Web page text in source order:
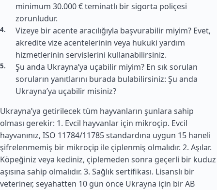
minimum 30.000 € teminatlı bir sigorta poliçesi
zorunludur.
Vizeye bir acente aracılığıyla başvurabilir miyim? Evet,
akredite vize acentelerinin veya hukuki yardım
hizmetlerinin servislerini kullanabilirsiniz.
Şu anda Ukrayna’ya uçabilir miyim? En sık sorulan
soruların yanıtlarını burada bulabilirsiniz: Şu anda
Ukrayna’ya uçabilir misiniz?
Ukrayna’ya getirilecek tüm hayvanların şunlara sahip
olması gerekir: 1. Evcil hayvanlar için mikroçip. Evcil
hayvanınız, ISO 11784/11785 standardına uygun 15 haneli
şifrelenmemiş bir mikroçip ile çiplenmiş olmalıdır. 2. Aşılar.
Köpeğiniz veya kediniz, çiplemeden sonra geçerli bir kuduz
aşısına sahip olmalıdır. 3. Sağlık sertifikası. Lisanslı bir
veteriner, seyahatten 10 gün önce Ukrayna için bir AB